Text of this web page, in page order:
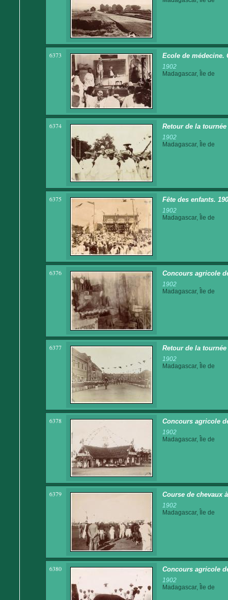
6373 Ecole de médecine.
1902
Madagascar, Île de
6374 Retour de la tournée
1902
Madagascar, Île de
6375 Fête des enfants.
1902
Madagascar, Île de
6376 Concours agricole
1902
Madagascar, Île de
6377 Retour de la tournée
1902
Madagascar, Île de
6378 Concours agricole
1902
Madagascar, Île de
6379 Course de chevaux
1902
Madagascar, Île de
6380 Concours agricole
1902
Madagascar, Île de